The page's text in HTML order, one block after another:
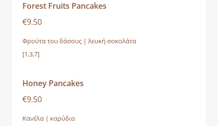
Forest Fruits Pancakes
€9.50
Φρούτα του δάσους | λευκή σοκολάτα
[1,3,7]
Honey Pancakes
€9.50
Κανέλα | καρύδια